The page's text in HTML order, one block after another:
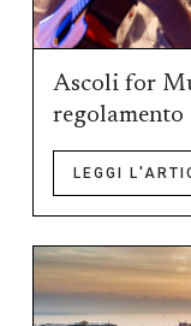
Ascoli for
regolamento
LEGGI